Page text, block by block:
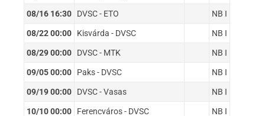
08/16 16:30 DVSC - ETO NB I
08/22 00:00 Kisvárda - DVSC NB I
08/29 00:00 DVSC - MTK NB I
09/05 00:00 Paks - DVSC NB I
09/19 00:00 DVSC - Vasas NB I
10/10 00:00 Ferencváros - DVSC NB I